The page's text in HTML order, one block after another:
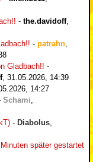
- the.davidoff,
- patrahn
Gladbach!! -
, 31.05.2026, 14:39
14:27
Schami
- Diabolus
später gestartet